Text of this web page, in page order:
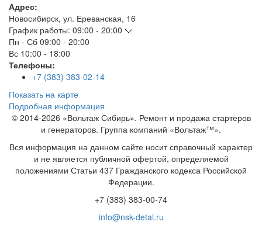
Адрес:
Новосибирск, ул. Ереванская, 16
График работы: 09:00 - 20:00
Пн - Сб 09:00 - 20:00
Вс 10:00 - 18:00
Телефоны:
+7 (383) 383-02-14
Показать на карте
Подробная информация
© 2014-2026 «Вольтаж Сибирь». Ремонт и продажа стартеров
и генераторов. Группа компаний «Вольтаж™».
Вся информация на данном сайте носит справочный характер
и не является публичной офертой, определяемой
положениями Статьи 437 Гражданского кодекса Российской
Федерации.
+7 (383) 383-00-74
info@nsk-detal.ru